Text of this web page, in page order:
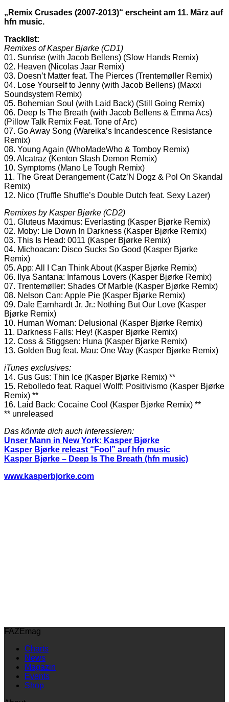
„Remix Crusades (2007-2013)“ erscheint am 11. März auf
hfn music.
Tracklist:
Remixes of Kasper Bjørke (CD1)
01. Sunrise (with Jacob Bellens) (Slow Hands Remix)
02. Heaven (Nicolas Jaar Remix)
03. Doesn’t Matter feat. The Pierces (Trentemøller Remix)
04. Lose Yourself to Jenny (with Jacob Bellens) (Maxxi
Soundsystem Remix)
05. Bohemian Soul (with Laid Back) (Still Going Remix)
06. Deep Is The Breath (with Jacob Bellens & Emma Acs)
(Pillow Talk Remix Feat. Tone of Arc)
07. Go Away Song (Wareika’s Incandescence Resistance
Remix)
08. Young Again (WhoMadeWho & Tomboy Remix)
09. Alcatraz (Kenton Slash Demon Remix)
10. Symptoms (Mano Le Tough Remix)
11. The Great Derangement (Catz’N Dogz & Pol On Skandal
Remix)
12. Nico (Truffle Shuffle’s Double Dutch feat. Sexy Lazer)
Remixes by Kasper Bjørke (CD2)
01. Gluteus Maximus: Everlasting (Kasper Bjørke Remix)
02. Moby: Lie Down In Darkness (Kasper Bjørke Remix)
03. This Is Head: 0011 (Kasper Bjørke Remix)
04. Michoacan: Disco Sucks So Good (Kasper Bjørke
Remix)
05. App: All I Can Think About (Kasper Bjørke Remix)
06. Ilya Santana: Infamous Lovers (Kasper Bjørke Remix)
07. Trentemøller: Shades Of Marble (Kasper Bjørke Remix)
08. Nelson Can: Apple Pie (Kasper Bjørke Remix)
09. Dale Earnhardt Jr. Jr.: Nothing But Our Love (Kasper
Bjørke Remix)
10. Human Woman: Delusional (Kasper Bjørke Remix)
11. Darkness Falls: Hey! (Kasper Bjørke Remix)
12. Coss & Stiggsen: Huna (Kasper Bjørke Remix)
13. Golden Bug feat. Mau: One Way (Kasper Bjørke Remix)
iTunes exclusives:
14. Gus Gus: Thin Ice (Kasper Bjørke Remix) **
15. Rebolledo feat. Raquel Wolff: Positivismo (Kasper Bjørke
Remix) **
16. Laid Back: Cocaine Cool (Kasper Bjørke Remix) **
** unreleased
Das könnte dich auch interessieren:
Unser Mann in New York: Kasper Bjørke
Kasper Bjørke releast “Fool” auf hfn music
Kasper Bjørke – Deep Is The Breath (hfn music)
www.kasperbjorke.com
FAZEmag
Charts
News
Magazin
Events
Shop